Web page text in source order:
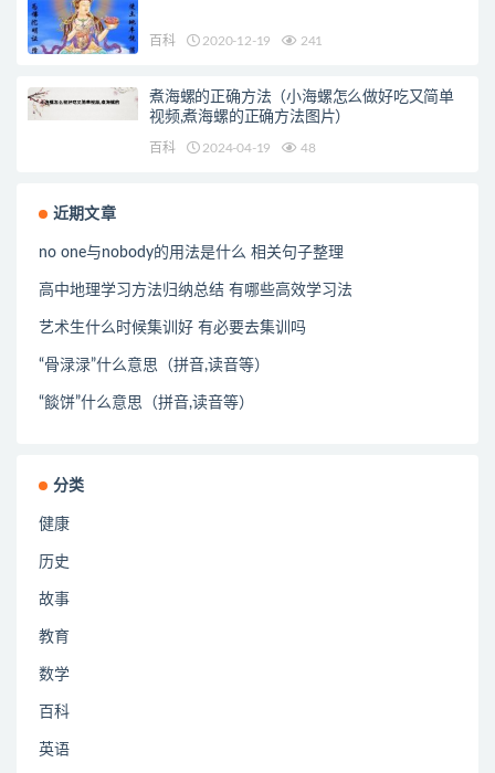
百科 2020-12-19 241
煮海螺的正确方法（小海螺怎么做好吃又简单
视频,煮海螺的正确方法图片）
百科 2024-04-19 48
近期文章
no one与nobody的用法是什么 相关句子整理
高中地理学习方法归纳总结 有哪些高效学习法
艺术生什么时候集训好 有必要去集训吗
“骨渌渌”什么意思（拼音,读音等）
“餤饼”什么意思（拼音,读音等）
分类
健康
历史
故事
教育
数学
百科
英语